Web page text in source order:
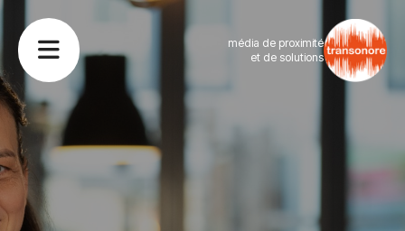
média de proximité
et de solutions